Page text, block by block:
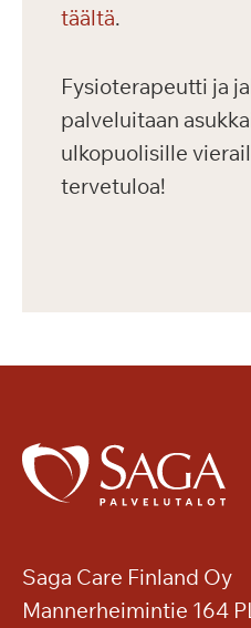
täältä.
Fysioterapeutti ja
palveluitaan
ulkopuolisille
tervetuloa!
Saga Care Finland Oy
Mannerheimintie 164